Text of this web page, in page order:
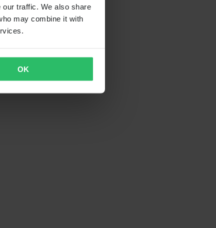
traffic. We also share
may combine it with
OK